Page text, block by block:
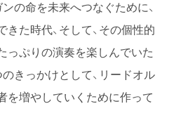
の命を未来へつなぐために、
た時代、そして、その個性的
っぷりの演奏を楽しんでいた
きっかけとして、リードオル
を増やしていくために作って